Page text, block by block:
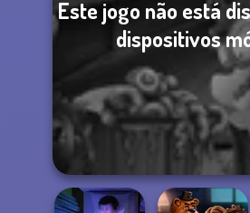
Este jogo não está
dispositivos